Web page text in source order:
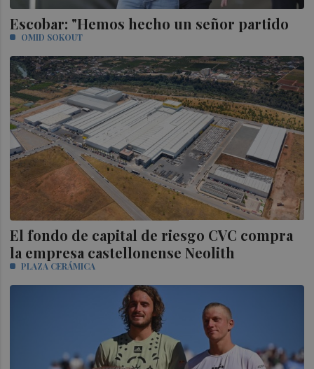
Escobar: "Hemos hecho un señor partido
OMID SOKOUT
El fondo de capital de riesgo CVC compra
la empresa castellonense Neolith
PLAZA CERÁMICA